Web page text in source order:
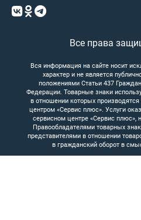
Все права
Вся информация на сайте носит
характер и не является
положениями Статьи 437
Федерации. Товарные знаки
в отношении которых
центром «Сервис плюс». Услуги
сервисном центре «Сервис
Правообладателями товарных
представителями в отношении
в гражданский оборот в